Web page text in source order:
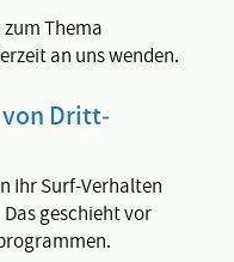
Thema
an uns wenden.
von Dritt­
Ihr Surf-Verhalten
geschieht vor